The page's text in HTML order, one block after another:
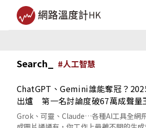
Search_ #人工智慧
ChatGPT、Gemini誰能奪冠？
出爐 第一名討論度破67萬成聲量
Grok、可靈、Claude…各種AI工具全網